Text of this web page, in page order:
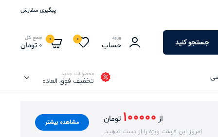
پیگیری سفارش
جستجو کنید ورود
حساب
0
0 جمع کل
0 تومان
محصولات جدید
تخفیف فوق العاده
از 100000 تومان
امروز این فرصت ویژه را از دست ندهید.
مشاهده بیشتر